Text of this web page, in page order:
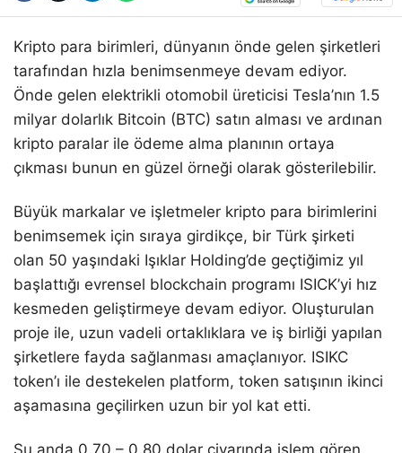
Kripto para birimleri, dünyanın önde gelen şirketleri
tarafından hızla benimsenmeye devam ediyor.
Önde gelen elektrikli otomobil üreticisi Tesla’nın 1.5
milyar dolarlık Bitcoin (BTC) satın alması ve ardınan
kripto paralar ile ödeme alma planının ortaya
çıkması bunun en güzel örneği olarak gösterilebilir.
Büyük markalar ve işletmeler kripto para birimlerini
benimsemek için sıraya girdikçe, bir Türk şirketi
olan 50 yaşındaki Işıklar Holding’de geçtiğimiz yıl
başlattığı evrensel blockchain programı ISICK’yi hız
kesmeden geliştirmeye devam ediyor. Oluşturulan
proje ile, uzun vadeli ortaklıklara ve iş birliği yapılan
şirketlere fayda sağlanması amaçlanıyor. ISIKC
token’ı ile destekelen platform, token satışının ikinci
aşamasına geçilirken uzun bir yol kat etti.